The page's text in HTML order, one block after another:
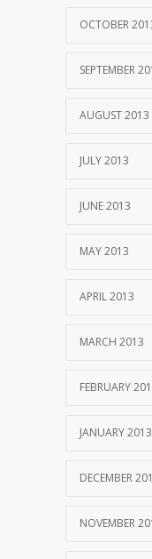
OCTOBER
SEPTEMBER
AUGUST 2013
JULY 2013
JUNE 2013
MAY 2013
APRIL 2013
MARCH 2013
FEBRUARY
JANUARY 2013
DECEMBER
NOVEMBER